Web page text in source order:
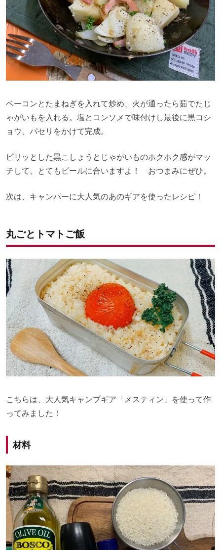
ベーコンとたまねぎを入れて炒め、火が通ったら茹でたじ
ゃがいもを入れる。塩とコンソメで味付けし最後に黒コシ
ョウ、パセリをかけて完成。
ピリッとした黒こしょうとじゃがいものホクホク感がマッ
チして、とてもビールに合いますよ！ おつまみにぜひ。
次は、キャンパーに大人気のあのギアを使ったレシピ！
丸ごとトマトご飯
こちらは、大人気キャンプギア「メスティン」を使って作
ってみました！
材料